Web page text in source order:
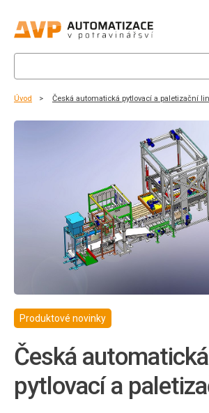
Úvod Česká automatická pytlovací a paletizační
Produktové novinky
Česká automatická
pytlovací a